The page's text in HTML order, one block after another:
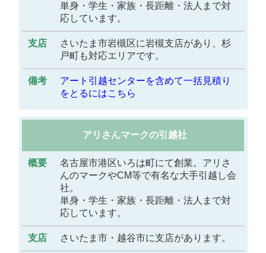
単身・学生・家族・長距離・法人まで対
応しています。
さいたま市岩槻区に岩槻支店があり、杉
戸町も対応エリアです。
アート引越センターを含めて一括見積り
をとるにはこちら
アリさんマークの引越社
名古屋市港区いろは町にて創業。アリさ
んのマークやCM等で有名な大手引越し会
社。
単身・学生・家族・長距離・法人まで対
応しています。
さいたま市・越谷市に支店があります。